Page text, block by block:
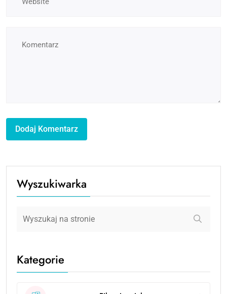
Wyszukiwarka
Kategorie